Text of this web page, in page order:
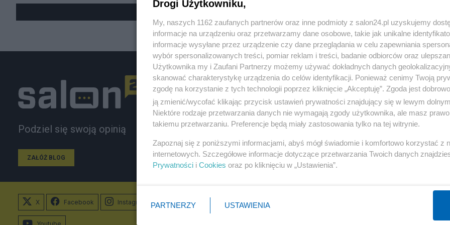
Podziel się swoją opinią
ZAŁÓŻ BLOG
Polityka
Rosja
PiS
Prezydent
NATO
Gospodarka
Biznes
Pieniądze
Centralny Port Komunikacyjny
Inwestycje
Podatki
X Facebook Instagram
Youtube
Drogi Użytkowniku,
My, naszych 1162 zaufanych partnerów oraz inne podmioty z salon24.pl uzyskujemy
informacje na urządzeniu oraz przetwarzamy dane osobowe, takie jak unikalne
informacje wysyłane przez urządzenie czy dane przeglądania w celu zapewniania
wybór spersonalizowanych treści, pomiar reklam i treści, badanie odbiorców oraz
Użytkownika my i Zaufani Partnerzy możemy używać dokładnych danych
skanować charakterystykę urządzenia do celów identyfikacji. Ponieważ cenimy Twoją
zgodę na korzystanie z tych technologii poprzez kliknięcie „Akceptuję”. Zgoda jest
ją zmienić/wycofać klikając przycisk ustawień prywatności znajdujący się w lewym
Niektóre rodzaje przetwarzania danych nie wymagają zgody użytkownika, ale masz
takiemu przetwarzaniu. Preferencje będą miały zastosowania tylko na tej witrynie.
Zapoznaj się z poniższymi informacjami, abyś mógł świadomie i komfortowo korzystać z
internetowych. Szczegółowe informacje dotyczące przetwarzania Twoich danych
Prywatności i Cookies oraz po kliknięciu w „Ustawienia”.
PARTNERZY USTAWIENIA